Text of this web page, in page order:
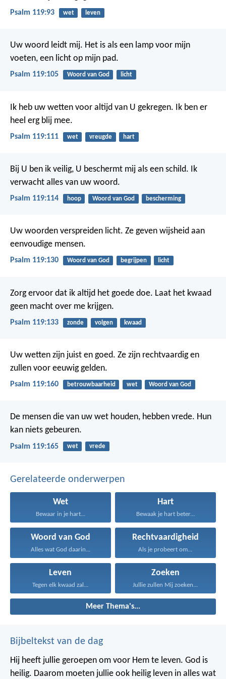
Psalm 119:93 wet leven
Uw woord leidt mij. Het is als een lamp voor mijn
voeten, een licht op mijn pad.
Psalm 119:105 Woord van God licht
Ik heb uw wetten voor altijd van U gekregen. Ik ben er
heel erg blij mee.
Psalm 119:111 wet vreugde hart
Bij U ben ik veilig, U beschermt mij als een schild. Ik
verwacht alles van uw woord.
Psalm 119:114 hoop Woord van God bescherming
Uw woorden verspreiden licht. Ze geven wijsheid aan
eenvoudige mensen.
Psalm 119:130 Woord van God begrijpen licht
Zorg ervoor dat ik altijd het goede doe. Laat het kwaad
geen macht over me krijgen.
Psalm 119:133 zonde volgen kwaad
Uw wetten zijn juist en goed. Ze zijn rechtvaardig en
zullen voor eeuwig gelden.
Psalm 119:160 betrouwbaarheid wet Woord van God
De mensen die van uw wet houden, hebben vrede. Hun
kan niets gebeuren.
Psalm 119:165 wet vrede
Gerelateerde onderwerpen
Wet
Bewaar in je hart...
Hart
Bewaak je hart beter...
Woord van God
Alles wat God daarin...
Rechtvaardigheid
Als je probeert om...
Leven
Tegen elk kwaad zal...
Zoeken
Jullie zullen Mij zoeken...
Meer Thema's...
Bijbeltekst van de dag
Hij heeft jullie geroepen om voor Hem te leven. God is
heilig. Daarom moeten jullie ook heilig leven in alles wat